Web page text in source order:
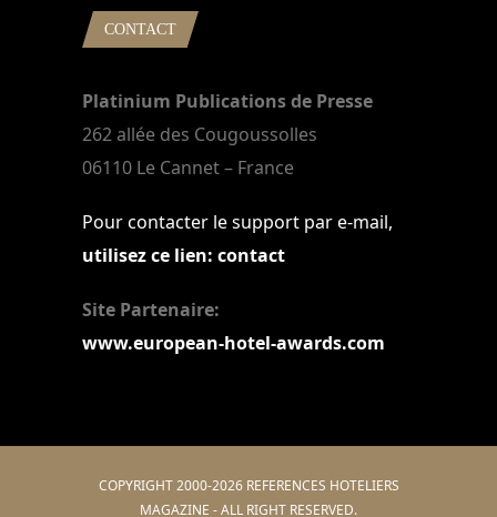
CONTACT
Platinium Publications de Presse
262 allée des Cougoussolles
06110 Le Cannet – France
Pour contacter le support par e-mail,
utilisez ce lien: contact
Site Partenaire:
www.european-hotel-awards.com
COPYRIGHT 2000-2026 REFERENCES HOTELIERS
MAGAZINE - ALL RIGHT RESERVED.